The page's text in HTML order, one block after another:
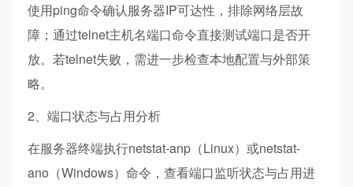
使用ping命令确认服务器IP可达性，排除网络层故
障；通过telnet主机名端口命令直接测试端口是否开
放。若telnet失败，需进一步检查本地配置与外部策
略。
2、端口状态与占用分析
在服务器终端执行netstat-anp（Linux）或netstat-
ano（Windows）命令，查看端口监听状态与占用进